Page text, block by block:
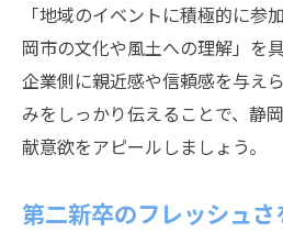
「地域のイベントに積極的に参
岡市の文化や風土への理解」を
企業側に親近感や信頼感を与え
みをしっかり伝えることで、静
献意欲をアピールしましょう。
第二新卒のフレッシュ